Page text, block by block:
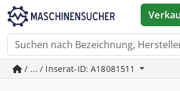
/ ... / Inserat-ID: A18081511